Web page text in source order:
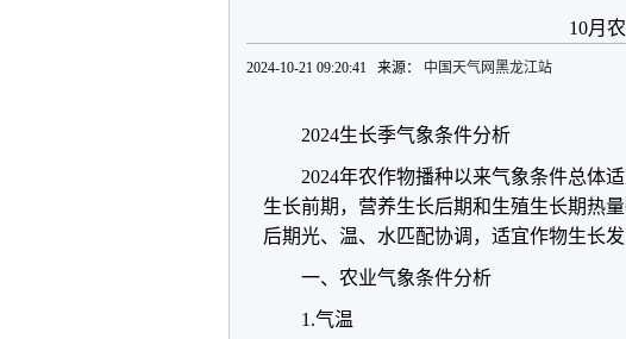
10月
2024-10-21 09:20:41 来源： 中国天气网黑龙江站
2024生长季气象条件分析
2024年农作物播种以来气象条件总体
生长前期，营养生长后期和生殖生长期热
后期光、温、水匹配协调，适宜作物生长发
一、农业气象条件分析
1.气温